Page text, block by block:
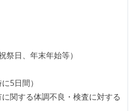
うことができる
、実装を担当する開発メンバーが
、実装を担当するメンバーが中心
祭日、年末年始等）
5日間）
関する体調不良・検査に対する